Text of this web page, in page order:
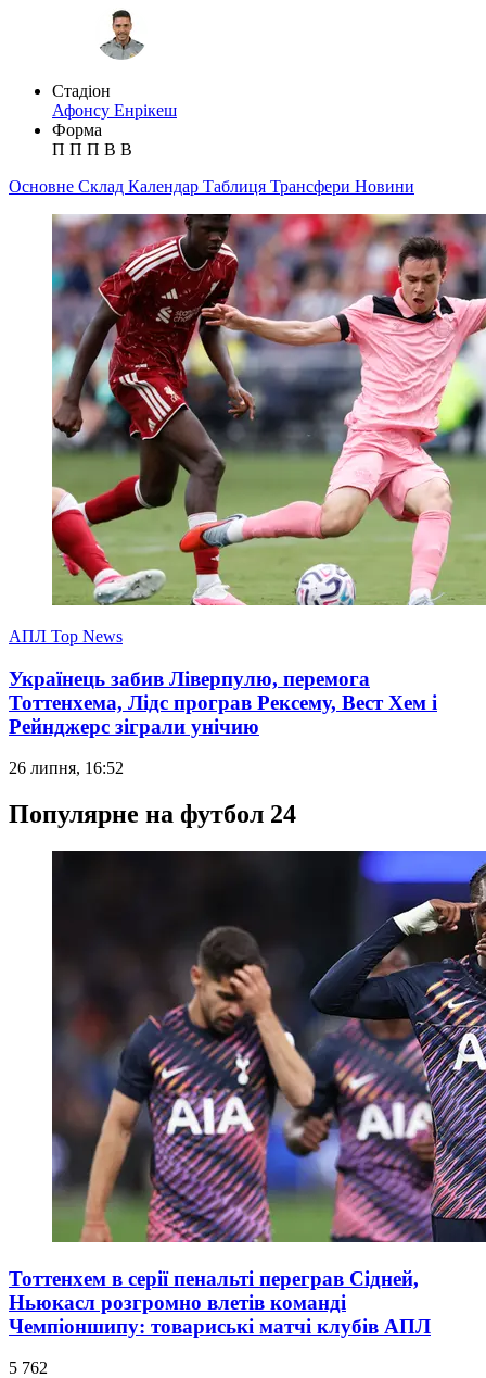
Стадіон
Афонсу Енрікеш
Форма
П П П В В
Основне Склад Календар Таблиця Трансфери Новини
АПЛ Top News
Українець забив Ліверпулю, перемога
Тоттенхема, Лідс програв Рексему, Вест Хем і
Рейнджерс зіграли унічию
26 липня, 16:52
Популярне на футбол 24
Тоттенхем в серії пенальті переграв Сідней,
Ньюкасл розгромно влетів команді
Чемпіоншипу: товариські матчі клубів АПЛ
5 762